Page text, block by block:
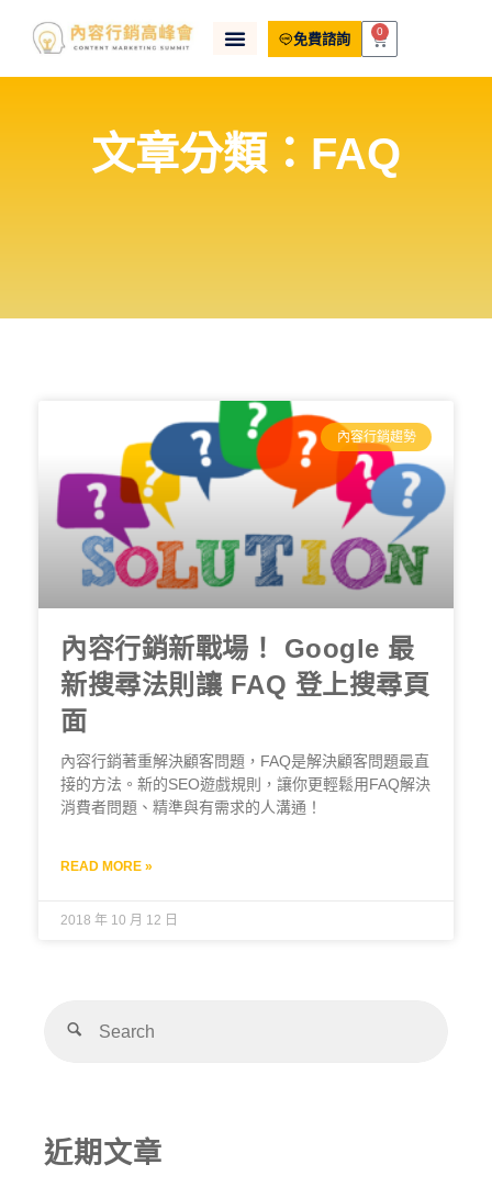
免費諮詢 0
文章分類：FAQ
內容行銷趨勢
內容行銷新戰場！ Google 最
新搜尋法則讓 FAQ 登上搜尋頁
面
內容行銷著重解決顧客問題，FAQ是解決顧客問題最直
接的方法。新的SEO遊戲規則，讓你更輕鬆用FAQ解決
消費者問題、精準與有需求的人溝通！
READ MORE »
2018 年 10 月 12 日
近期文章